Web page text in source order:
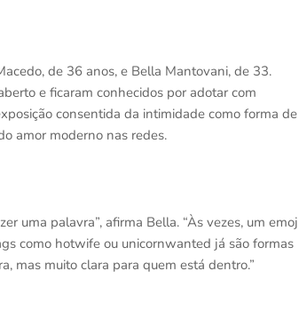
de 36 anos, e Bella Mantovani, de 33.
e ficaram conhecidos por adotar com
consentida da intimidade como forma de
amor moderno nas redes.
uma palavra”, afirma Bella. “Às vezes, um
como hotwife ou unicornwanted já são formas
mas muito clara para quem está dentro.”